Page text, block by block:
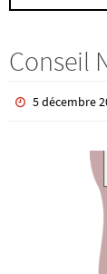
Conseil
5 décembre